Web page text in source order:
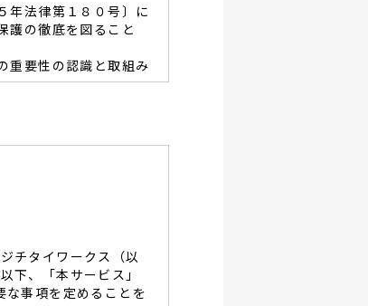
年法律第１８０号〕に
護の徹底を図ること
重要性の認識と取組み
見直し、その改善と
改竄・漏洩等に対す
及び従業員に徹底致
チタイワークス（以
下、「本サービス」
な事項を定めることを